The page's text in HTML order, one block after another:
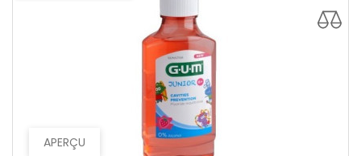
APERÇU